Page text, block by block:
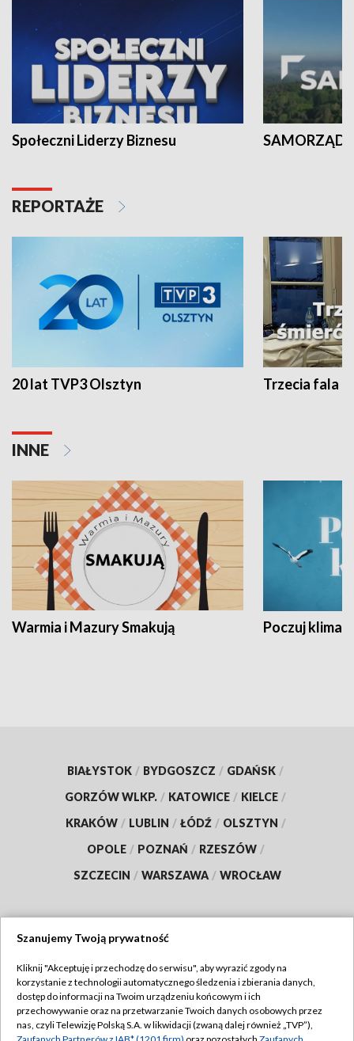
Społeczni Liderzy Biznesu SAMORZĄD
REPORTAŻE
20 lat TVP3 Olsztyn Trzecia fala -
INNE
Warmia i Mazury Smakują Poczuj klimat
BIAŁYSTOK / BYDGOSZCZ / GDAŃSK /
GORZÓW WLKP. / KATOWICE / KIELCE /
KRAKÓW / LUBLIN / ŁÓDŹ / OLSZTYN /
OPOLE / POZNAŃ / RZESZÓW /
SZCZECIN / WARSZAWA / WROCŁAW
TVP
Abonament TVP
Emisja w TVP
Regulamin TVP
Szanujemy Twoją prywatność
Kliknij "Akceptuję i przechodzę do serwisu", aby wyrazić zgody na
korzystanie z technologii automatycznego śledzenia i zbierania danych,
dostęp do informacji na Twoim urządzeniu końcowym i ich
przechowywanie oraz na przetwarzanie Twoich danych osobowych przez
nas, czyli Telewizję Polską S.A. w likwidacji (zwaną dalej również „TVP”),